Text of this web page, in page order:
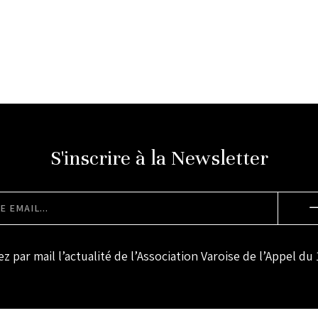
S'inscrire à la Newsletter
par mail l’actualité de l’Association Varoise de l’Appel du